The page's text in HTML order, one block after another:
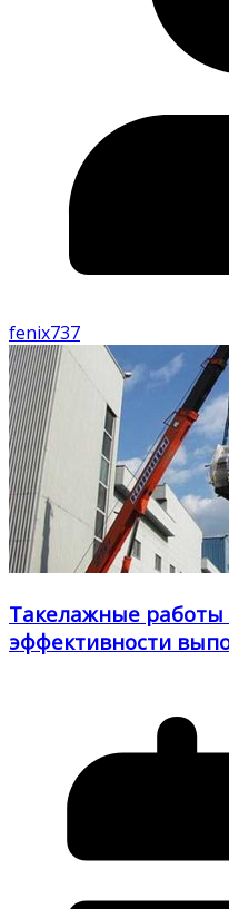
fenix737
Такелажные работы
эффективности